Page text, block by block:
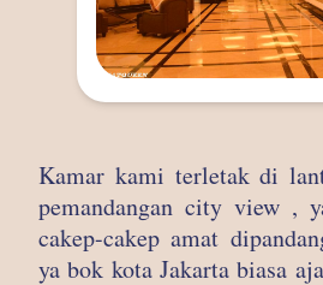
Kamar kami terletak di
pemandangan city view ,
cakep-cakep amat
ya bok kota Jakarta biasa